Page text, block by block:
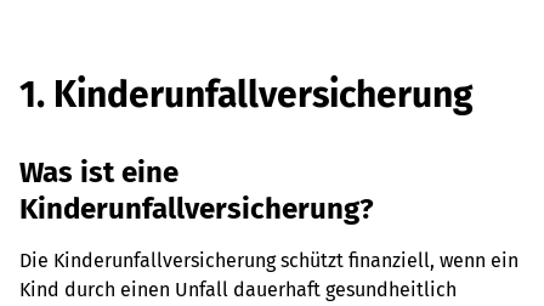
1. Kinderunfallversicherung
Was ist eine
Kinderunfallversicherung?
Die Kinderunfallversicherung schützt finanziell, wenn ein
Kind durch einen Unfall dauerhaft gesundheitlich